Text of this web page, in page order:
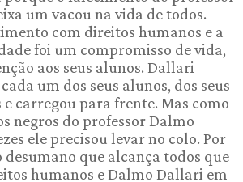
um vacou na vida de todos.
com direitos humanos e a
foi um compromisso de vida,
aos seus alunos. Dallari
um dos seus alunos, dos seus
e carregou para frente. Mas como
negros do professor Dalmo
ele precisou levar no colo. Por
desumano que alcança todos que
humanos e Dalmo Dallari em